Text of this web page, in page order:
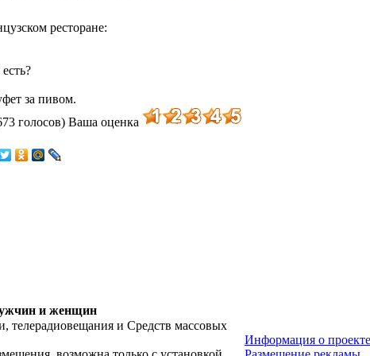
ресторане:
за пивом.
голосов) Ваша оценка
и женщин
телерадиовещания и Средств массовых
Информация о